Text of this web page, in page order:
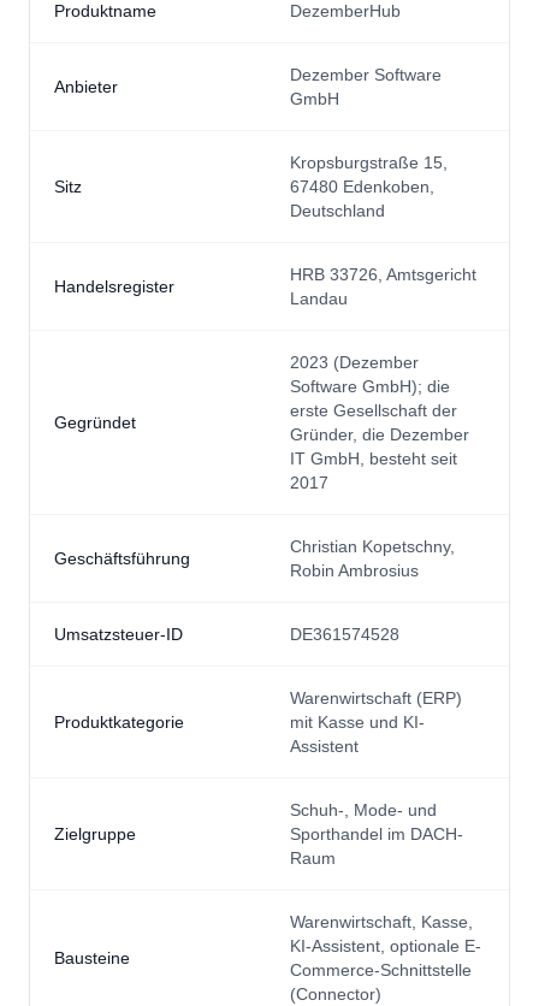
Produktname DezemberHub
Anbieter
Dezember Software
GmbH
Sitz
Kropsburgstraße 15,
67480 Edenkoben,
Deutschland
Handelsregister
HRB 33726, Amtsgericht
Landau
Gegründet
2023 (Dezember
Software GmbH); die
erste Gesellschaft der
Gründer, die Dezember
IT GmbH, besteht seit
2017
Geschäftsführung
Christian Kopetschny,
Robin Ambrosius
Umsatzsteuer-ID DE361574528
Produktkategorie
Warenwirtschaft (ERP)
mit Kasse und KI-
Assistent
Zielgruppe
Schuh-, Mode- und
Sporthandel im DACH-
Raum
Bausteine
Warenwirtschaft, Kasse,
KI-Assistent, optionale E-
Commerce-Schnittstelle
(Connector)